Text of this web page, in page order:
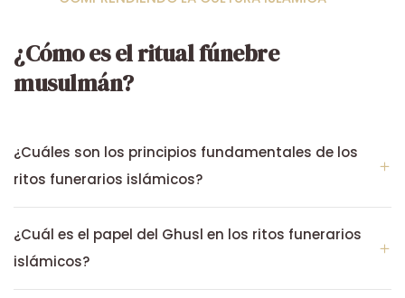
¿Cómo es el ritual fúnebre
musulmán?
¿Cuáles son los principios fundamentales de los
ritos funerarios islámicos?
¿Cuál es el papel del Ghusl en los ritos funerarios
islámicos?